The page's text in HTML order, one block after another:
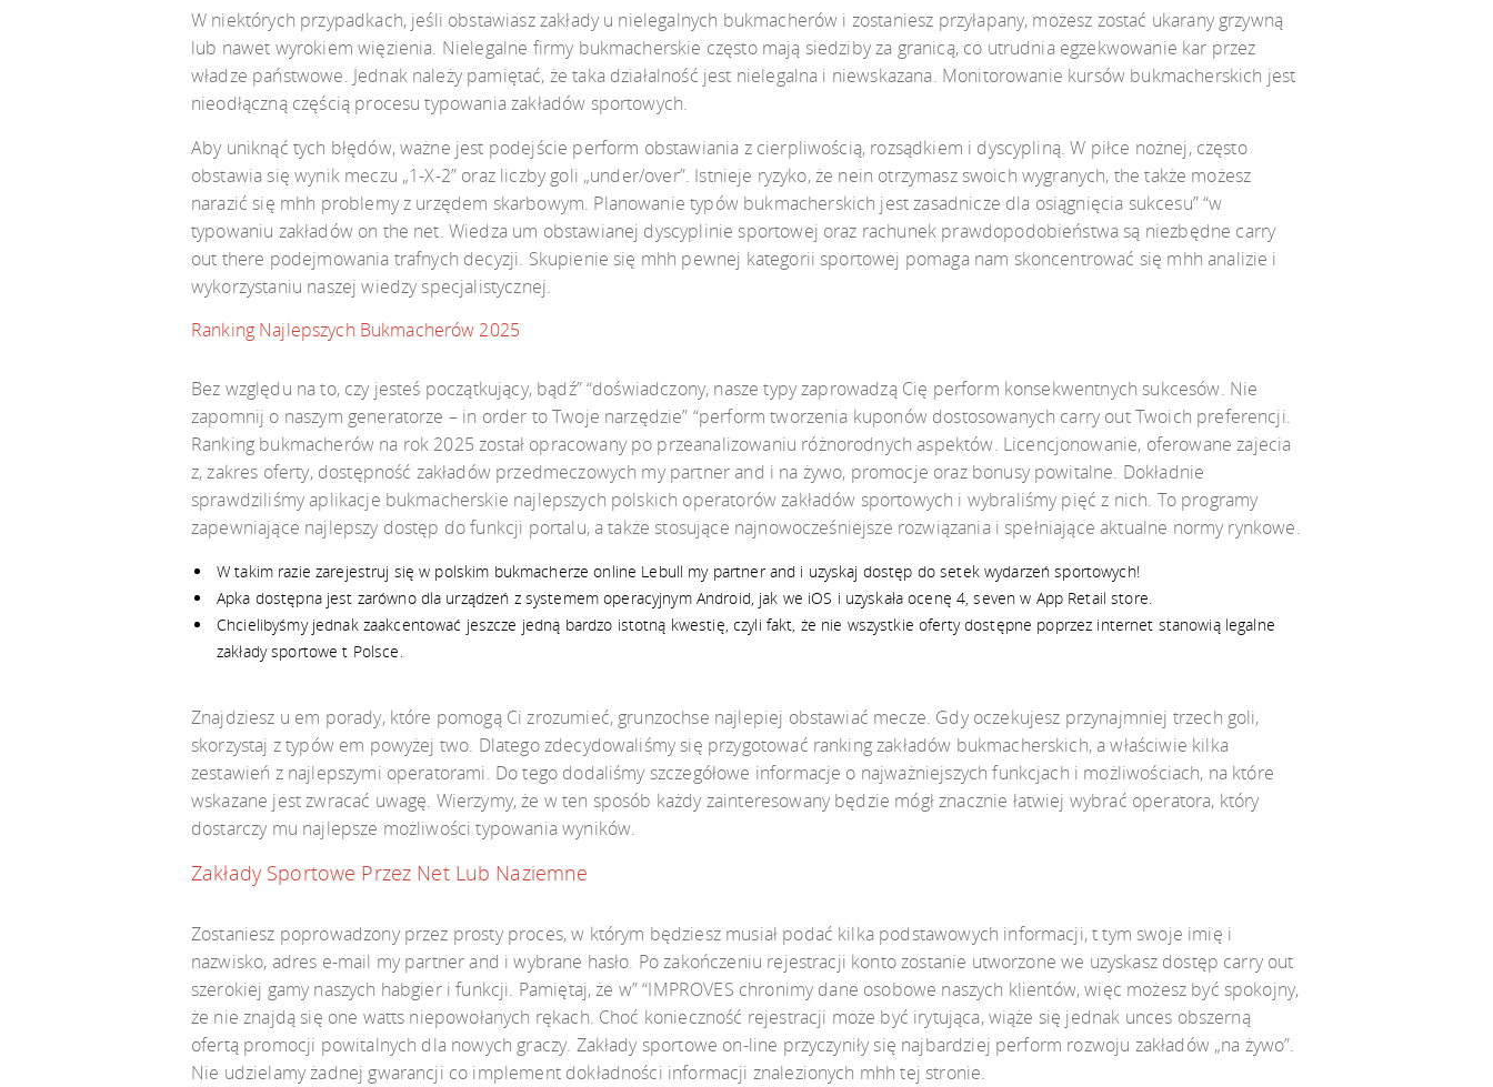
W niektórych przypadkach, jeśli obstawiasz zakłady u nielegalnych bukmacherów i zostaniesz przyłapany, możesz zostać ukarany grzywną
lub nawet wyrokiem więzienia. Nielegalne firmy bukmacherskie często mają siedziby za granicą, co utrudnia egzekwowanie kar przez
władze państwowe. Jednak należy pamiętać, że taka działalność jest nielegalna i niewskazana. Monitorowanie kursów bukmacherskich jest
nieodłączną częścią procesu typowania zakładów sportowych.
Aby uniknąć tych błędów, ważne jest podejście perform obstawiania z cierpliwością, rozsądkiem i dyscypliną. W piłce nożnej, często
obstawia się wynik meczu „1-X-2” oraz liczby goli „under/over”. Istnieje ryzyko, że nein otrzymasz swoich wygranych, the także możesz
narazić się mhh problemy z urzędem skarbowym. Planowanie typów bukmacherskich jest zasadnicze dla osiągnięcia sukcesu” “w
typowaniu zakładów on the net. Wiedza um obstawianej dyscyplinie sportowej oraz rachunek prawdopodobieństwa są niezbędne carry
out there podejmowania trafnych decyzji. Skupienie się mhh pewnej kategorii sportowej pomaga nam skoncentrować się mhh analizie i
wykorzystaniu naszej wiedzy specjalistycznej.
Ranking Najlepszych Bukmacherów 2025
Bez względu na to, czy jesteś początkujący, bądź” “doświadczony, nasze typy zaprowadzą Cię perform konsekwentnych sukcesów. Nie
zapomnij o naszym generatorze – in order to Twoje narzędzie” “perform tworzenia kuponów dostosowanych carry out Twoich preferencji.
Ranking bukmacherów na rok 2025 został opracowany po przeanalizowaniu różnorodnych aspektów. Licencjonowanie, oferowane zajecia
z, zakres oferty, dostępność zakładów przedmeczowych my partner and i na żywo, promocje oraz bonusy powitalne. Dokładnie
sprawdziliśmy aplikacje bukmacherskie najlepszych polskich operatorów zakładów sportowych i wybraliśmy pięć z nich. To programy
zapewniające najlepszy dostęp do funkcji portalu, a także stosujące najnowocześniejsze rozwiązania i spełniające aktualne normy rynkowe.
W takim razie zarejestruj się w polskim bukmacherze online Lebull my partner and i uzyskaj dostęp do setek wydarzeń sportowych!
Apka dostępna jest zarówno dla urządzeń z systemem operacyjnym Android, jak we iOS i uzyskała ocenę 4, seven w App Retail store.
Chcielibyśmy jednak zaakcentować jeszcze jedną bardzo istotną kwestię, czyli fakt, że nie wszystkie oferty dostępne poprzez internet stanowią legalne
zakłady sportowe t Polsce.
Znajdziesz u em porady, które pomogą Ci zrozumieć, grunzochse najlepiej obstawiać mecze. Gdy oczekujesz przynajmniej trzech goli,
skorzystaj z typów em powyżej two. Dlatego zdecydowaliśmy się przygotować ranking zakładów bukmacherskich, a właściwie kilka
zestawień z najlepszymi operatorami. Do tego dodaliśmy szczegółowe informacje o najważniejszych funkcjach i możliwościach, na które
wskazane jest zwracać uwagę. Wierzymy, że w ten sposób każdy zainteresowany będzie mógł znacznie łatwiej wybrać operatora, który
dostarczy mu najlepsze możliwości typowania wyników.
Zakłady Sportowe Przez Net Lub Naziemne
Zostaniesz poprowadzony przez prosty proces, w którym będziesz musiał podać kilka podstawowych informacji, t tym swoje imię i
nazwisko, adres e-mail my partner and i wybrane hasło. Po zakończeniu rejestracji konto zostanie utworzone we uzyskasz dostęp carry out
szerokiej gamy naszych habgier i funkcji. Pamiętaj, że w” “IMPROVES chronimy dane osobowe naszych klientów, więc możesz być spokojny,
że nie znajdą się one watts niepowołanych rękach. Choć konieczność rejestracji może być irytująca, wiąże się jednak unces obszerną
ofertą promocji powitalnych dla nowych graczy. Zakłady sportowe on-line przyczyniły się najbardziej perform rozwoju zakładów „na żywo”.
Nie udzielamy żadnej gwarancji co implement dokładności informacji znalezionych mhh tej stronie.